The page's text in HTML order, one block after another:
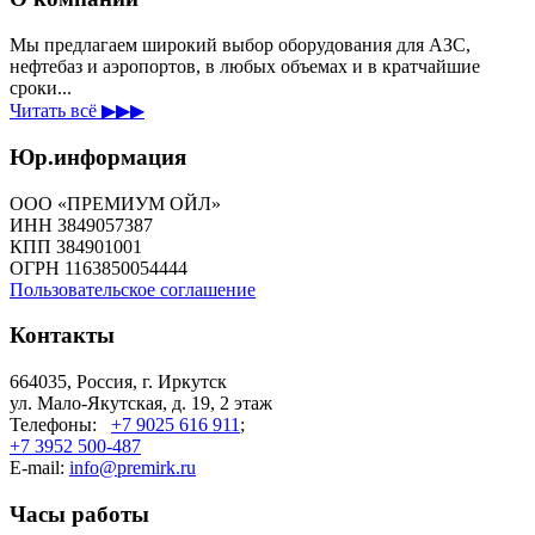
Мы предлагаем широкий выбор оборудования для АЗС,
нефтебаз и аэропортов, в любых объемах и в кратчайшие
сроки...
Читать всё ▶▶▶
Юр.информация
ООО «ПРЕМИУМ ОЙЛ»
ИНН 3849057387
КПП 384901001
ОГРН 1163850054444
Пользовательское соглашение
Контакты
664035, Россия, г. Иркутск
ул. Мало-Якутская, д. 19, 2 этаж
Телефоны: +7 9025 616 911 ;
+7 3952 500-487
E-mail: info@premirk.ru
Часы работы